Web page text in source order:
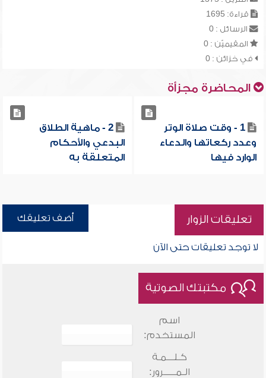
قراءة: 1695
الرسائل : 0
المقيميّن : 0
في خزائن : 0
المحاضرة مجزأة
1 - وقت صلاة الوتر
وعدد ركعاتها والدعاء
الوارد فيها
2 - ماهية الطلاق
البدعي والأحكام
المتعلقة به
تعليقات الزوار أضف تعليقك
لا توجد تعليقات حتى الآن
مكتبتك الصوتية
اسم
المستخدم:
كـلـــمـة
الـمـــــرور: